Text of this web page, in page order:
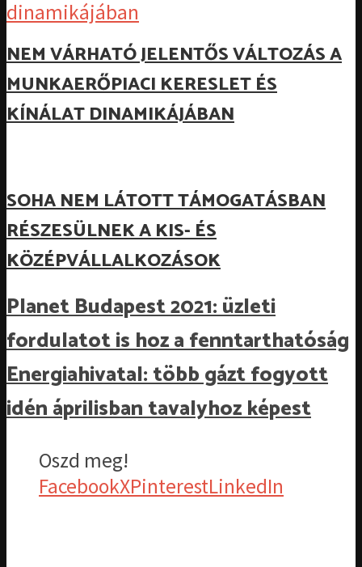
NEM VÁRHATÓ JELENTŐS VÁLTOZÁS A
MUNKAERŐPIACI KERESLET ÉS
KÍNÁLAT DINAMIKÁJÁBAN
SOHA NEM LÁTOTT TÁMOGATÁSBAN
RÉSZESÜLNEK A KIS- ÉS
KÖZÉPVÁLLALKOZÁSOK
Planet Budapest 2021: üzleti
fordulatot is hoz a fenntarthatóság
Energiahivatal: több gázt fogyott
idén áprilisban tavalyhoz képest
Oszd meg!
FacebookXPinterestLinkedIn